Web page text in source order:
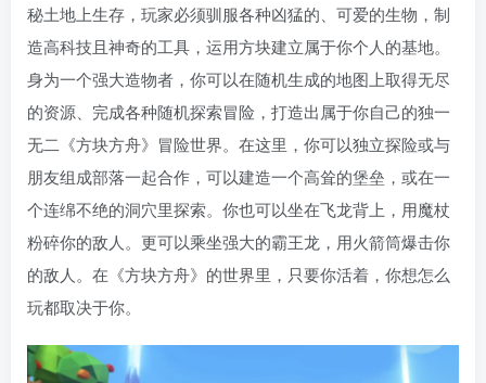
秘土地上生存，玩家必须驯服各种凶猛的、可爱的生物，制
造高科技且神奇的工具，运用方块建立属于你个人的基地。
身为一个强大造物者，你可以在随机生成的地图上取得无尽
的资源、完成各种随机探索冒险，打造出属于你自己的独一
无二《方块方舟》冒险世界。在这里，你可以独立探险或与
朋友组成部落一起合作，可以建造一个高耸的堡垒，或在一
个连绵不绝的洞穴里探索。你也可以坐在飞龙背上，用魔杖
粉碎你的敌人。更可以乘坐强大的霸王龙，用火箭筒爆击你
的敌人。在《方块方舟》的世界里，只要你活着，你想怎么
玩都取决于你。